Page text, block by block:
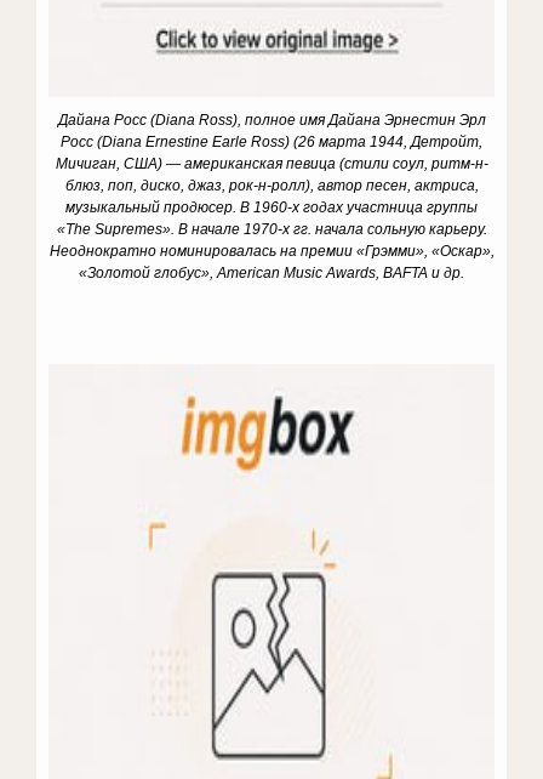
Дайана Росс (Diana Ross), полное имя Дайана Эрнестин Эрл
Росс (Diana Ernestine Earle Ross) (26 марта 1944, Детройт,
Мичиган, США) — американская певица (стили соул, ритм-н-
блюз, поп, диско, джаз, рок-н-ролл), автор песен, актриса,
музыкальный продюсер. В 1960-х годах участница группы
«The Supremes». В начале 1970-х гг. начала сольную карьеру.
Неоднократно номинировалась на премии «Грэмми», «Оскар»,
«Золотой глобус», American Music Awards, BAFTA и др.